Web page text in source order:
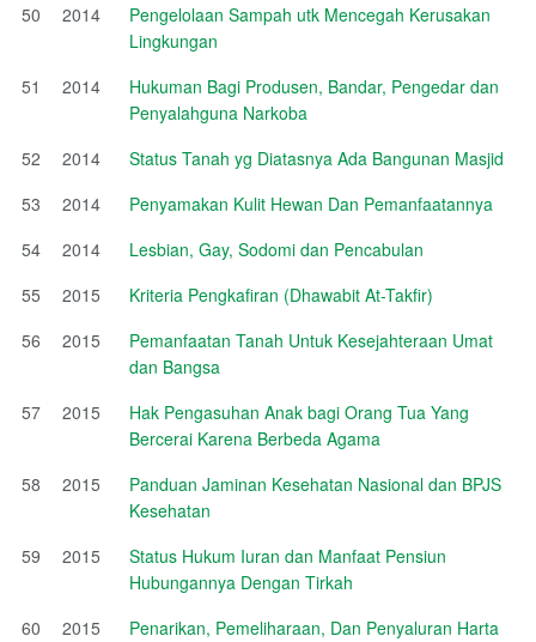
50
2014
Pengelolaan Sampah utk Mencegah Kerusakan
Lingkungan
51
2014
Hukuman Bagi Produsen, Bandar, Pengedar dan
Penyalahguna Narkoba
52
2014
Status Tanah yg Diatasnya Ada Bangunan Masjid
53
2014
Penyamakan Kulit Hewan Dan Pemanfaatannya
54
2014
Lesbian, Gay, Sodomi dan Pencabulan
55
2015
Kriteria Pengkafiran (Dhawabit At-Takfir)
56
2015
Pemanfaatan Tanah Untuk Kesejahteraan Umat
dan Bangsa
57
2015
Hak Pengasuhan Anak bagi Orang Tua Yang
Bercerai Karena Berbeda Agama
58
2015
Panduan Jaminan Kesehatan Nasional dan BPJS
Kesehatan
59
2015
Status Hukum Iuran dan Manfaat Pensiun
Hubungannya Dengan Tirkah
60
2015
Penarikan, Pemeliharaan, Dan Penyaluran Harta